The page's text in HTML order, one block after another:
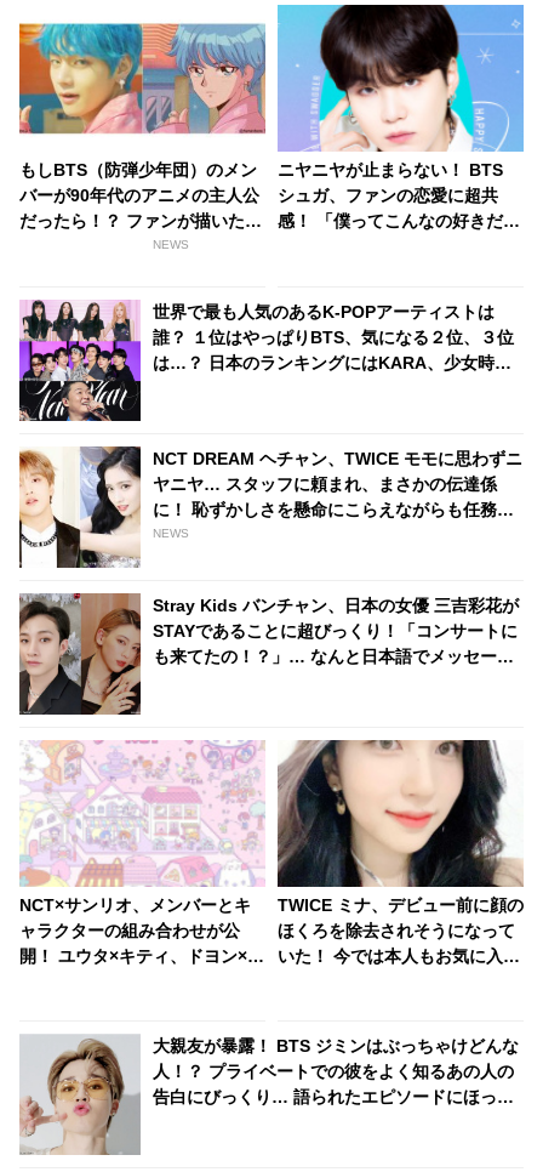
もしBTS（防弾少年団）のメン
バーが90年代のアニメの主人公
だったら！？ ファンが描いたレ
トロなイラストがカワイイと話
NEWS
ニヤニヤが止まらない！ BTS
シュガ、ファンの恋愛に超共
感！ 「僕ってこんなの好きだっ
世界で最も人気のあるK-POPアーティストは
誰？ １位はやっぱりBTS、気になる２位、３位
は…？ 日本のランキングにはKARA、少女時代
NCT DREAM ヘチャン、TWICE モモに思わずニ
ヤニヤ… スタッフに頼まれ、まさかの伝達係
に！ 恥ずかしさを懸命にこらえながらも任務を
全うする、かわいいすぎる姿に、ファンの視線
NEWS
Stray Kids バンチャン、日本の女優 三吉彩花が
STAYであることに超びっくり！「コンサートに
も来てたの！？」… なんと日本語でメッセージ
NCT×サンリオ、メンバーとキ
ャラクターの組み合わせが公
開！ ユウタ×キティ、ドヨン×ク
TWICE ミナ、デビュー前に顔の
ほくろを除去されそうになって
いた！ 今では本人もお気に入
大親友が暴露！ BTS ジミンはぶっちゃけどんな
人！？ プライベートでの彼をよく知るあの人の
告白にびっくり… 語られたエピソードにほっこ